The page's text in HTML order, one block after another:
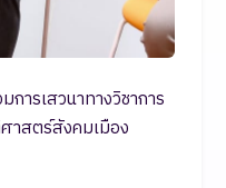
ารเสวนาทางวิชาการ
าสตร์สังคมเมือง